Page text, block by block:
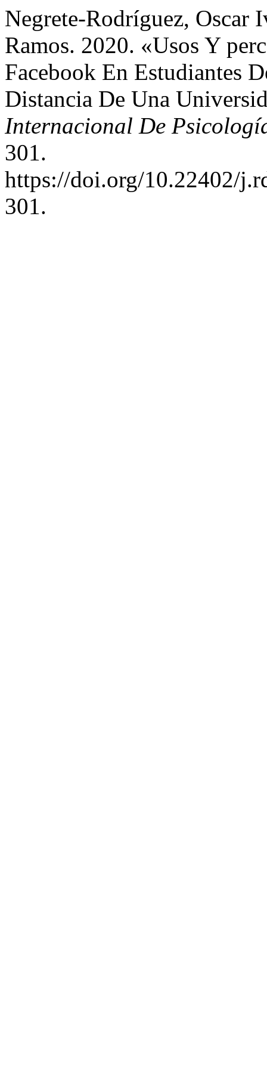
Negrete-Rodríguez, Oscar
Ramos. 2020. «Usos Y
Facebook En Estudiantes
Distancia De Una
Internacional De
301.
https://doi.org/10.22402/
301.